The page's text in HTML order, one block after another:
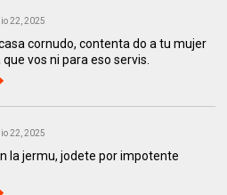
22, 2025
cornudo, contenta do a tu mujer
que vos ni para eso servis.
22, 2025
la jermu, jodete por impotente